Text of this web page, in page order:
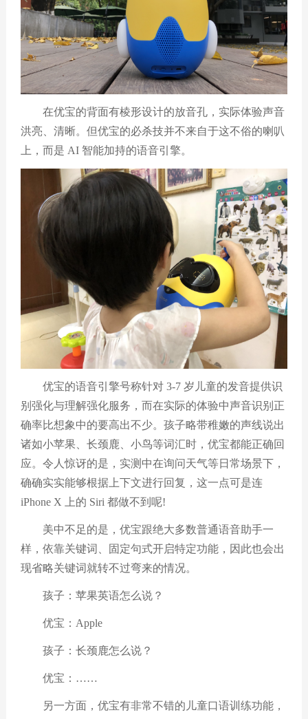
在优宝的背面有棱形设计的放音孔，实际体验声音
洪亮、清晰。但优宝的必杀技并不来自于这不俗的喇叭
上，而是 AI 智能加持的语音引擎。
优宝的语音引擎号称针对 3-7 岁儿童的发音提供识
别强化与理解强化服务，而在实际的体验中声音识别正
确率比想象中的要高出不少。孩子略带稚嫩的声线说出
诸如小苹果、长颈鹿、小鸟等词汇时，优宝都能正确回
应。令人惊讶的是，实测中在询问天气等日常场景下，
确确实实能够根据上下文进行回复，这一点可是连
iPhone X 上的 Siri 都做不到呢!
美中不足的是，优宝跟绝大多数普通语音助手一
样，依靠关键词、固定句式开启特定功能，因此也会出
现省略关键词就转不过弯来的情况。
孩子：苹果英语怎么说？
优宝：Apple
孩子：长颈鹿怎么说？
优宝：……
另一方面，优宝有非常不错的儿童口语训练功能，